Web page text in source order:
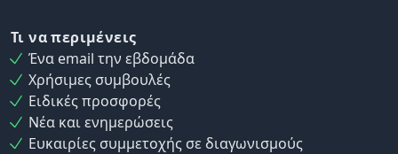
Τι να περιμένεις
Ένα email την εβδομάδα
Χρήσιμες συμβουλές
Ειδικές προσφορές
Νέα και ενημερώσεις
Ευκαιρίες συμμετοχής σε διαγωνισμούς